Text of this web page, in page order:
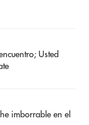
Usted
imborrable en el